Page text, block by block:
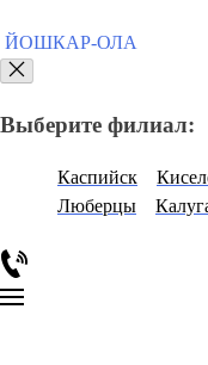
ЙОШКАР-ОЛА
Выберите филиал:
Каспийск
Люберцы